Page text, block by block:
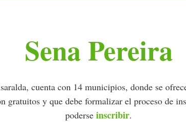
Sena Pereira
cuenta con 14 municipios, donde se
gratuitos y que debe formalizar el proceso de
poderse inscribir.